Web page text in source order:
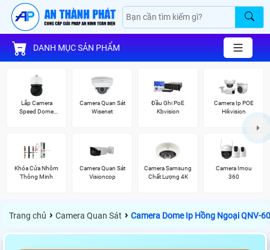
DANH MỤC SẢN PHẨM
Lắp Camera
Speed Dome
Camera Quan Sát
Wisenet
Đầu Ghi PoE
Kbvision
Camera Ip POE
Hikvision
Khóa Cửa Nhôm
Thông Minh
Camera Quan Sát
Visioncop
Camera Samsung
Chất Lượng 4K
Camera Imou
360
Trang chủ › Camera Quan Sát › Camera Dome Ip Hồng Ngoại QNV-